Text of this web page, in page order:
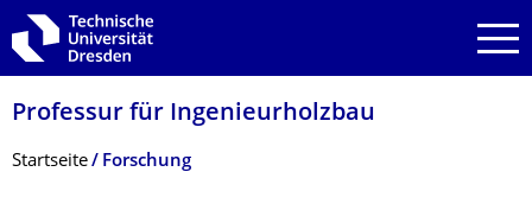
Zur Hauptnavigation springen
Zur Suche springen
Zum Inhalt springen
Professur für Ingenieurholzbau
Breadcrumb-Menü
Startseite Forschung